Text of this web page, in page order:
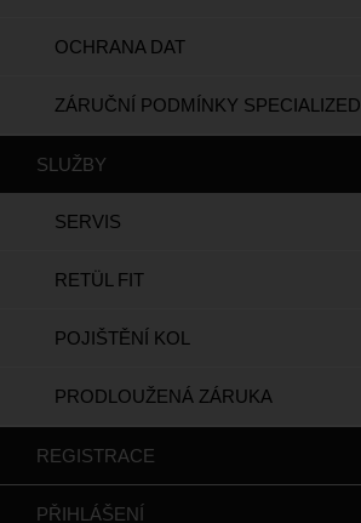
OCHRANA DAT
ZÁRUČNÍ PODMÍNKY SPECIALIZED
SLUŽBY
SERVIS
RETÜL FIT
POJIŠTĚNÍ KOL
PRODLOUŽENÁ ZÁRUKA
REGISTRACE
PŘIHLÁŠENÍ